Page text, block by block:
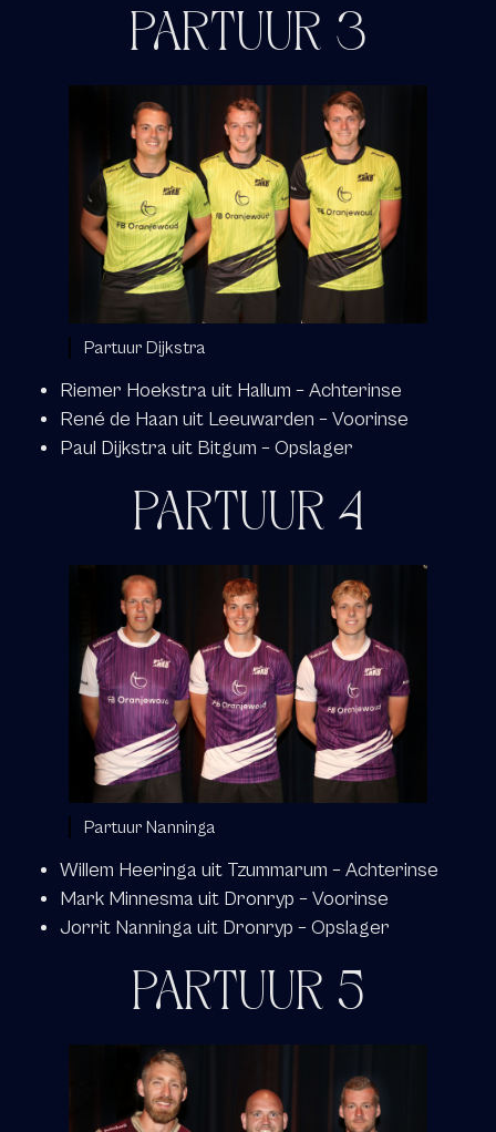
PARTUUR 3
Partuur Dijkstra
Riemer Hoekstra uit Hallum – Achterinse
René de Haan uit Leeuwarden – Voorinse
Paul Dijkstra uit Bitgum – Opslager
PARTUUR 4
Partuur Nanninga
Willem Heeringa uit Tzummarum – Achterinse
Mark Minnesma uit Dronryp – Voorinse
Jorrit Nanninga uit Dronryp – Opslager
PARTUUR 5